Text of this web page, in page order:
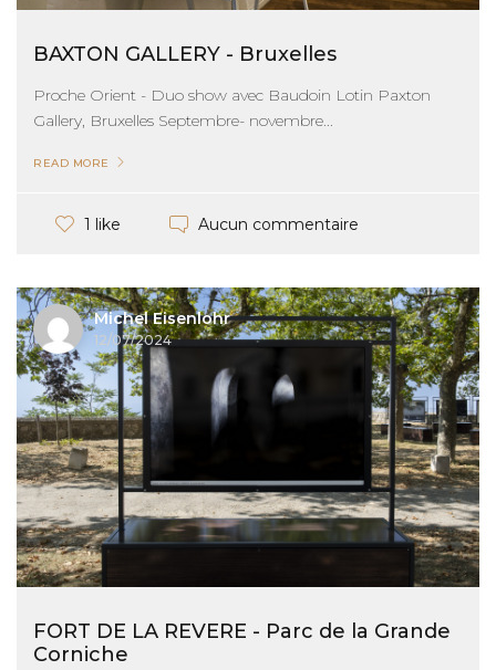
BAXTON GALLERY - Bruxelles
Proche Orient - Duo show avec Baudoin Lotin Paxton
Gallery, Bruxelles Septembre- novembre...
READ MORE
1 like Aucun commentaire
Michel Eisenlohr
12/07/2024
FORT DE LA REVERE - Parc de la Grande
Corniche